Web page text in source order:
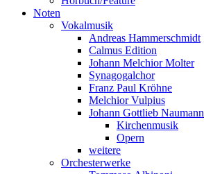
Noten
Vokalmusik
Andreas Hammerschmidt
Calmus Edition
Johann Melchior Molter
Synagogalchor
Franz Paul Kröhne
Melchior Vulpius
Johann Gottlieb Naumann
Kirchenmusik
Opern
weitere
Orchesterwerke